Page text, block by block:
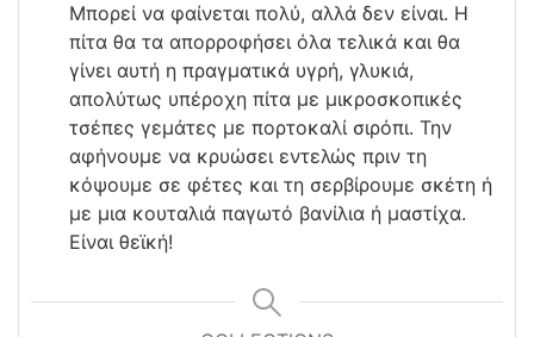
Μπορεί να φαίνεται πολύ, αλλά δεν είναι. Η
πίτα θα τα απορροφήσει όλα τελικά και θα
γίνει αυτή η πραγματικά υγρή, γλυκιά,
απολύτως υπέροχη πίτα με μικροσκοπικές
τσέπες γεμάτες με πορτοκαλί σιρόπι. Την
αφήνουμε να κρυώσει εντελώς πριν τη
κόψουμε σε φέτες και τη σερβίρουμε σκέτη ή
με μια κουταλιά παγωτό βανίλια ή μαστίχα.
Είναι θεϊκή!